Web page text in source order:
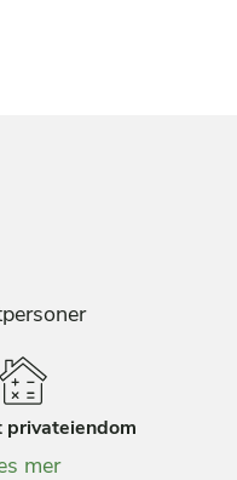
privateiendom
mer